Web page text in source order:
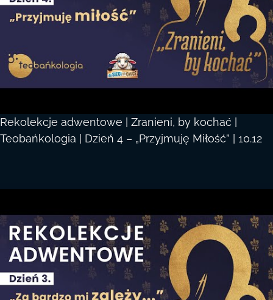
Rekolekcje adwentowe | Zranieni, by kochać |
Teobańkologia | Dzień 4 – „Przyjmuję Miłość” | 10.12